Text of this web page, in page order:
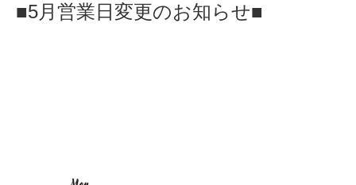
■5月営業日変更のお知らせ■